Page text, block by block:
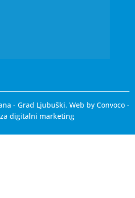
- Grad Ljubuški. Web by Convoco-
digitalni marketing